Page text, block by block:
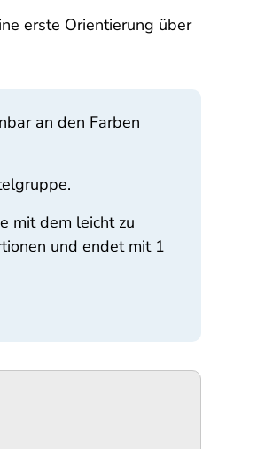
erste Orientierung über
an den Farben
mit dem leicht zu
und endet mit 1